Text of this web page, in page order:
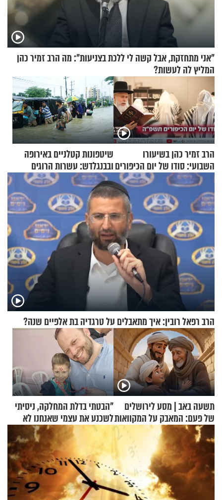
"אני מתחזקת, אבל קשה לי ללכת בצניעות": מה הרב זמיר כהן
המליץ לה לעשות?
הרב זמיר כהן בשיעורו
השבועי: סודו של יום הכיפורים
תשפ"ה
שיטפונות קטלניים באירופה
ובבנגלדש: עשרות הרוגים
ומיליון נפגעים
הרב רפאל רובין: איך מתאבלים על טרגדיה בת אלפיים שנה?
תשעה באב | מסע לירושלים
של פעם: המאבק על המקוואות
"הבטתי בדלת המחלקה, ניסיתי
לשכנע את עצמי שאנחנו לא
שייכים לשם"